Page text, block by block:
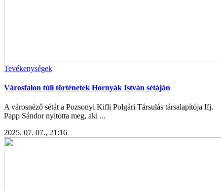
Tevékenységek
Városfalon túli történetek Hornyák István sétáján
A városnéző sétát a Pozsonyi Kifli Polgári Társulás társalapítója Ifj.
Papp Sándor nyitotta meg, aki ...
2025. 07. 07., 21:16